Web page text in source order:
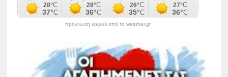
πρόγνωση καιρού από το weather.gr